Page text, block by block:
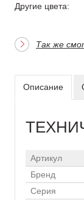
Другие цвета:
Так же
Описание
Артикул
Бренд
Серия